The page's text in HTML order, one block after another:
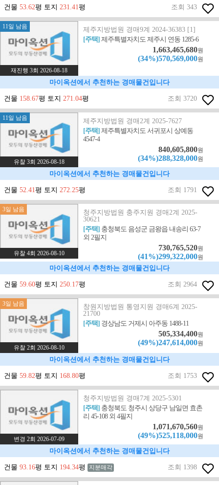
건물 53.62평 토지 231.41평 조회 343
11일 남음
재진행 3회 2026-08-18
제주지방법원 경매9계 2024-36383 [1]
[주택]제주특별자치도 제주시 연동 1285-6
1,663,465,680원
(34%)570,569,000원
마이옥션에서 추천하는 경매물건입니다
건물 158.67평 토지 271.04평 조회 3720
11일 남음
유찰 3회 2026-08-18
제주지방법원 경매2계 2025-7627
[주택]제주특별자치도 서귀포시 상예동
4547-4
840,605,800원
(34%)288,328,000원
마이옥션에서 추천하는 경매물건입니다
건물 52.41평 토지 272.25평 조회 1791
3일 남음
유찰 4회 2026-08-10
청주지방법원 충주지원 경매2계 2025-
30621
[주택] 충청북도 음성군 금왕읍 내송리 63-7
외 2필지
730,765,520원
(41%)299,322,000원
마이옥션에서 추천하는 경매물건입니다
건물 59.60평 토지 250.17평 조회 2964
3일 남음
유찰 2회 2026-08-10
창원지방법원 통영지원 경매6계 2025-
21700
[주택] 경상남도 거제시 아주동 1488-11
505,334,400원
(49%)247,614,000원
마이옥션에서 추천하는 경매물건입니다
건물 59.82평 토지 168.80평 조회 1753
변경 2회 2026-07-09
청주지방법원 경매7계 2025-5301
[주택] 충청북도 청주시 상당구 남일면 효촌
리 45-108 외 4필지
1,071,670,560원
(49%)525,118,000원
마이옥션에서 추천하는 경매물건입니다
건물 93.16평 토지 194.34평 지분매각 조회 1398